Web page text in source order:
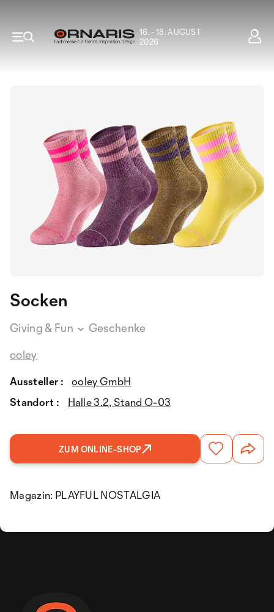
16. - 18. AUGUST
2026
Socken
Giving & Fun
Geschenke
ooley
Aussteller :
ooley GmbH
Standort :
Halle 3.2, Stand O-03
ZUM ONLINE-SHOP
Magazin: PLAYFUL NOSTALGIA